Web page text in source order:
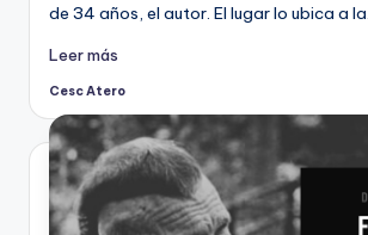
de 34 años, el autor. El lugar lo ubica a la…
Leer más
Publicado
por
Cesc Atero